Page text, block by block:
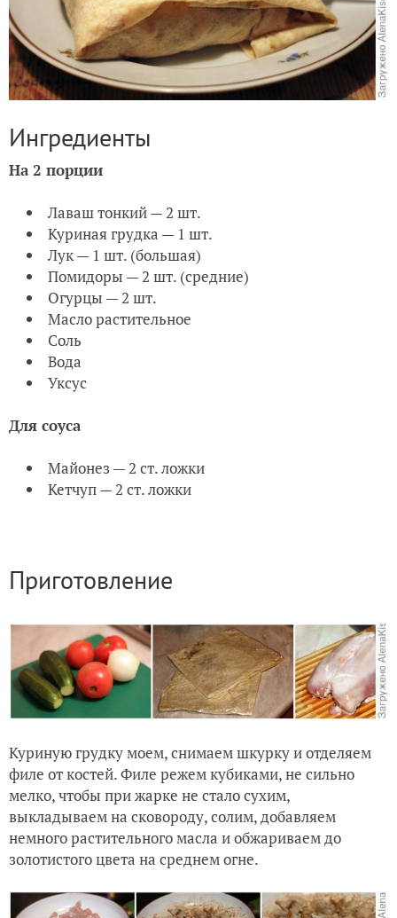
Ингредиенты
На 2 порции
Лаваш тонкий — 2 шт.
Куриная грудка — 1 шт.
Лук — 1 шт. (большая)
Помидоры — 2 шт. (средние)
Огурцы — 2 шт.
Масло растительное
Соль
Вода
Уксус
Для соуса
Майонез — 2 ст. ложки
Кетчуп — 2 ст. ложки
Приготовление
Куриную грудку моем, снимаем шкурку и отделяем
филе от костей. Филе режем кубиками, не сильно
мелко, чтобы при жарке не стало сухим,
выкладываем на сковороду, солим, добавляем
немного растительного масла и обжариваем до
золотистого цвета на среднем огне.